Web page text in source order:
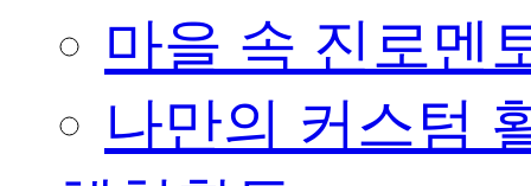
마을 속 진로멘
나만의 커스텀